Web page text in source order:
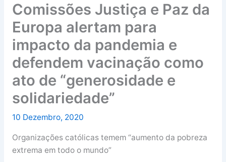
Comissões Justiça e Paz da
Europa alertam para
impacto da pandemia e
defendem vacinação como
ato de “generosidade e
solidariedade”
10 Dezembro, 2020
Organizações católicas temem “aumento da pobreza
extrema em todo o mundo”